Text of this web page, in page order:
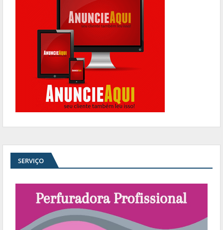
SERVIÇO